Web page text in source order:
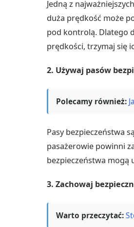
Jedną z
duża prędkość może
pod kontrolą. Dlatego
prędkości, trzymaj się
2. Używaj pasów
Polecamy również:
Pasy bezpieczeństwa
pasażerowie powinni
bezpieczeństwa mogą
3. Zachowaj
Warto przeczytać: